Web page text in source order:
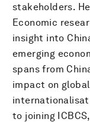
stakeholders.
Economic
insight into
emerging
spans from
impact on
to joining